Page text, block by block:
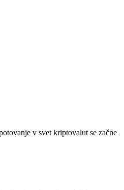
v svet kriptovalut se začne